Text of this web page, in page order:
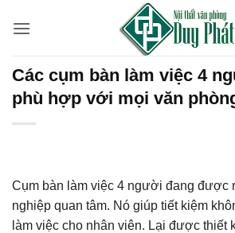
qua
dungCác cụm bàn làm việc 4
phù hợp với mọi văn
Cụm bàn làm việc 4 người đang được
nghiệp quan tâm. Nó giúp tiết kiệm
làm việc cho nhân viên. Lại được thiết